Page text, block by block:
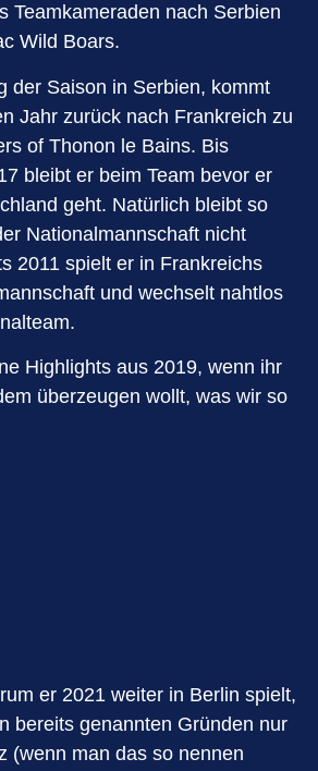
Teamkameraden nach Serbien
Wild Boars.
der Saison in Serbien, kommt
Jahr zurück nach Frankreich zu
of Thonon le Bains. Bis
bleibt er beim Team bevor er
geht. Natürlich bleibt so
Nationalmannschaft nicht
2011 spielt er in Frankreichs
und wechselt nahtlos
Highlights aus 2019, wenn ihr
überzeugen wollt, was wir so
er 2021 weiter in Berlin spielt,
bereits genannten Gründen nur
(wenn man das so nennen